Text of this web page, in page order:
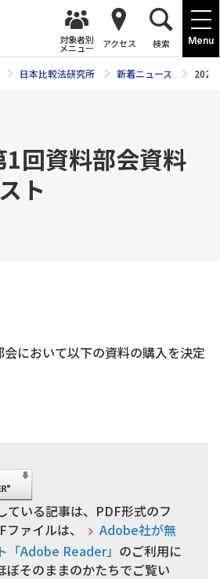
Menu
対象者別
メニュー アクセス 検索
日本比較法研究所 新着ニュース 2024
回資料部会資料
ト
において以下の資料の購入を決定
いる記事は、PDF形式のフ
ァイルは、
Adobe社が無
「Adobe Reader」 のご利用に
ぼそのままのかたちでご覧い